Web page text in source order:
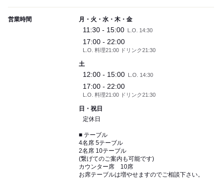
営業時間 月・火・水・木・金
11:30 - 15:00 L.O. 14:30
17:00 - 22:00
L.O. 料理21:00 ドリンク21:30
土
12:00 - 15:00 L.O. 14:30
17:00 - 22:00
L.O. 料理21:00 ドリンク21:30
日・祝日
定休日
■ テーブル
4名席 5テーブル
2名席 10テーブル
(繋げてのご案内も可能です)
カウンター席 10席
お席テーブルは増やせますのでご相談下さい。